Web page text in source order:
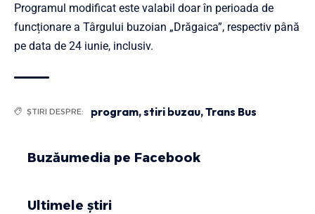
Programul modificat este valabil doar în perioada de
funcționare a Târgului buzoian „Drăgaica”, respectiv până
pe data de 24 iunie, inclusiv.
ȘTIRI DESPRE: program,stiri buzau,Trans Bus
Buzăumedia pe Facebook
Ultimele știri